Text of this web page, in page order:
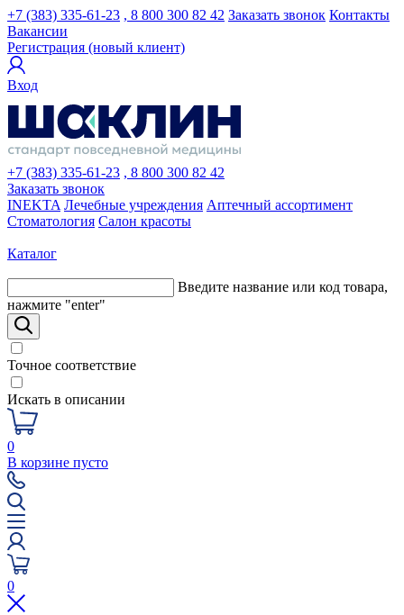
+7 (383) 335-61-23 , 8 800 300 82 42 Заказать звонок Контакты
Вакансии
Регистрация (новый клиент)
Вход
+7 (383) 335-61-23 , 8 800 300 82 42
Заказать звонок
INEKTA Лечебные учреждения Аптечный ассортимент
Стоматология Салон красоты
Каталог
Введите название или код товара,
нажмите "enter"
Точное соответствие
Искать в описании
0
В корзине пусто
0